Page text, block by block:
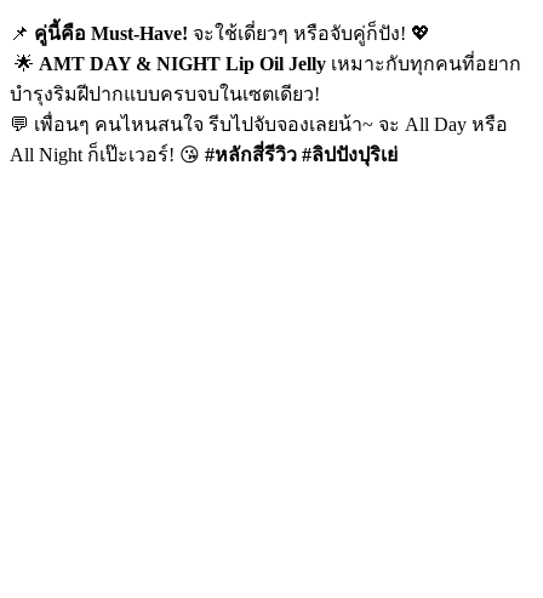
📌 คู่นี้คือ Must-Have! จะใช้เดี่ยวๆ หรือจับคู่ก็ปัง! 💖
🌟 AMT DAY & NIGHT Lip Oil Jelly เหมาะกับทุกคนที่อยาก
บำรุงริมฝีปากแบบครบจบในเซตเดียว!
💬 เพื่อนๆ คนไหนสนใจ รีบไปจับจองเลยน้า~ จะ All Day หรือ
All Night ก็เป๊ะเวอร์! 😘 #หลักสี่รีวิว #ลิปปังปุริเย่